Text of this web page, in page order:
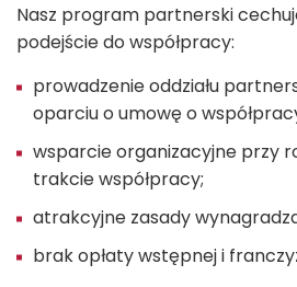
Nasz program partnerski
podejście do współpracy:
prowadzenie oddziału
oparciu o umowę o
wsparcie organizacyjne przy
trakcie współpracy;
atrakcyjne zasady
brak opłaty wstępnej i